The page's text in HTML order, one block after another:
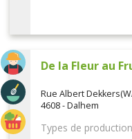
De la Fleur au
Rue Albert
4608 - Dalhem
Types de production